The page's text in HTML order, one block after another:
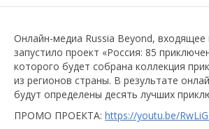
Онлайн-медиа Russia Beyond, входящее
запустило проект «Россия: 85
которого будет собрана коллекция
из регионов страны. В результате
будут определены десять лучших
ПРОМО ПРОЕКТА: https://youtu.be/